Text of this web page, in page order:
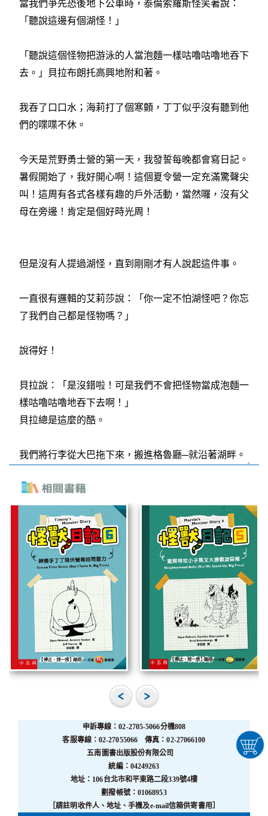
申訴專線：02-2705-5066分機808
客服專線：02-27055066 傳真：02-27066100
五南圖書出版股份有限公司
統編：04249263
地址：106台北市和平東路二段339號4樓
劃撥帳號：01068953
［請註明收件人、地址、手機及e-mail信箱供寄書用］